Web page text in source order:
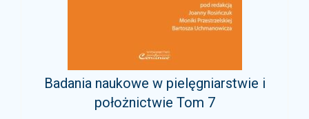
Badania naukowe w pielęgniarstwie i
położnictwie Tom 7